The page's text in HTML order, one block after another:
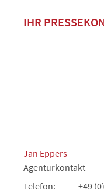
IHR
Jan Eppers
Agenturkontakt
Telefon:
+49